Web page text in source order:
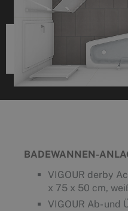
BADEWANNEN-
VIGOUR derby
x 75 x 50 cm,
VIGOUR Ab-